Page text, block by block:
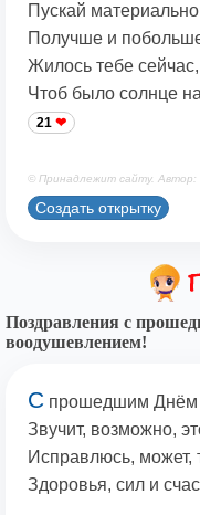
Пускай
Получше и
Жилось тебе сейчас,
Чтоб было солнце
21
© Принадлежит сайту. Автор:
Создать открытку
Поздравления с
воодушевлением!
С прошедшим Днём
Звучит, возможно,
Исправлюсь, может,
Здоровья, сил и